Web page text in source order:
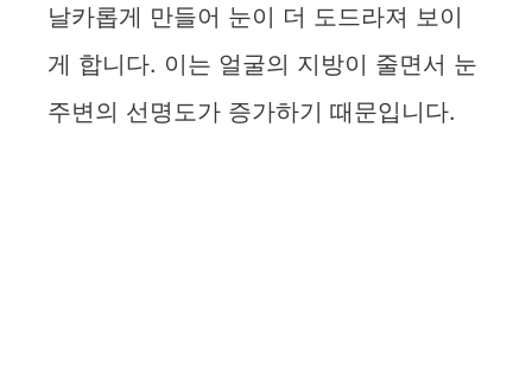
날카롭게 만들어 눈이 더 도드라져 보이
게 합니다. 이는 얼굴의 지방이 줄면서 눈
주변의 선명도가 증가하기 때문입니다.